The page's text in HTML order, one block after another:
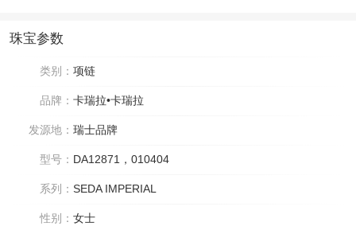
珠宝参数
类别： 项链
品牌： 卡瑞拉•卡瑞拉
发源地： 瑞士品牌
型号： DA12871，010404
系列： SEDA IMPERIAL
性别： 女士